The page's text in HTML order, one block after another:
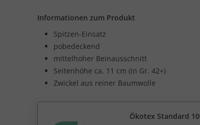
Informationen zum Produkt
Spitzen-Einsatz
pobedeckend
mittelhoher Beinausschnitt
Seitenhöhe ca. 11 cm (in Gr. 42+)
Zwickel aus reiner Baumwolle
Ökotex Standard